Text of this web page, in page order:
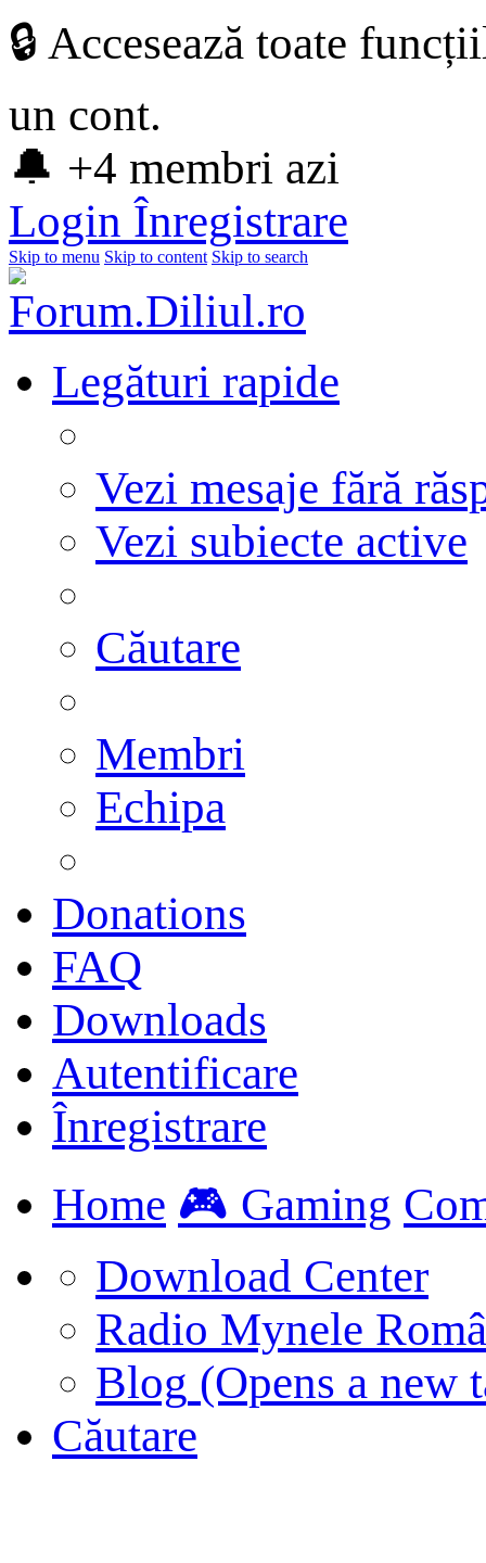
🔒 Accesează toate
un cont.
🔔 +4 membri azi
Login Înregistrare
Skip to menu Skip to content Skip to search
Legături rapide
Vezi mesaje fără
Vezi subiecte active
Căutare
Membri
Echipa
Donations
FAQ
Downloads
Autentificare
Înregistrare
Home 🎮 Gaming
Download Center
Radio Mynele
Blog (Opens a new
Căutare